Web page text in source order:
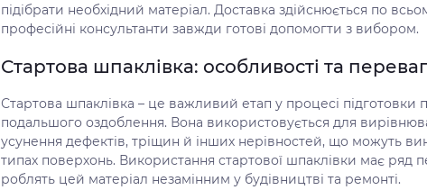
підібрати необхідний матеріал. Доставка здійснюється по
професійні консультанти завжди готові допомогти з вибором.
Стартова шпаклівка: особливості та
Стартова шпаклівка – це важливий етап у процесі підготовки
подальшого оздоблення. Вона використовується для
усунення дефектів, тріщин й інших нерівностей, що можуть
типах поверхонь. Використання стартової шпаклівки має ряд
роблять цей матеріал незамінним у будівництві та ремонті.